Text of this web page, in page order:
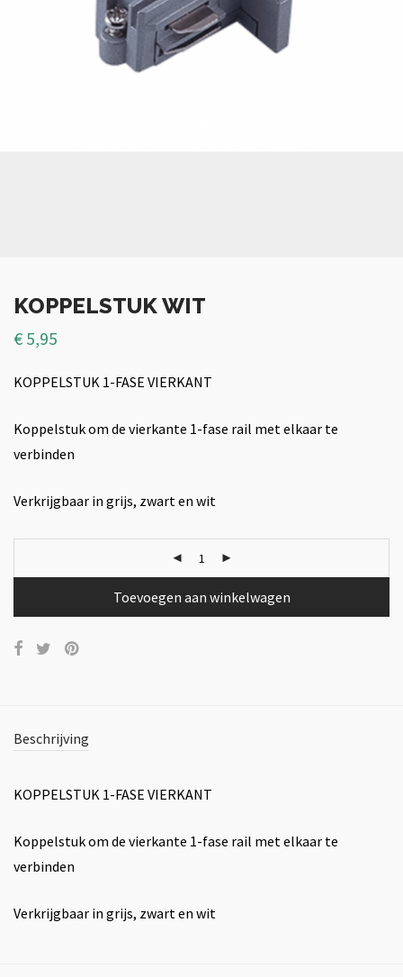
KOPPELSTUK WIT
€ 5,95
KOPPELSTUK 1-FASE VIERKANT
Koppelstuk om de vierkante 1-fase rail met elkaar te
verbinden
Verkrijgbaar in grijs, zwart en wit
Toevoegen aan winkelwagen
Beschrijving
KOPPELSTUK 1-FASE VIERKANT
Koppelstuk om de vierkante 1-fase rail met elkaar te
verbinden
Verkrijgbaar in grijs, zwart en wit